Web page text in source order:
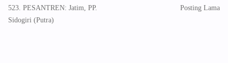
523. PESANTREN: Jatim, PP.
Sidogiri (Putra)
Posting Lama